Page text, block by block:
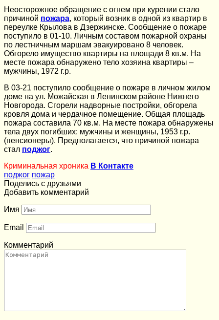
Неосторожное обращение с огнем при курении стало
причиной пожара, который возник в одной из квартир в
переулке Крылова в Дзержинске. Сообщение о пожаре
поступило в 01-10. Личным составом пожарной охраны
по лестничным маршам эвакуировано 8 человек.
Обгорело имущество квартиры на площади 8 кв.м. На
месте пожара обнаружено тело хозяина квартиры –
мужчины, 1972 г.р.
В 03-21 поступило сообщение о пожаре в личном жилом
доме на ул. Можайская в Ленинском районе Нижнего
Новгорода. Сгорели надворные постройки, обгорела
кровля дома и чердачное помещение. Общая площадь
пожара составила 70 кв.м. На месте пожара обнаружены
тела двух погибших: мужчины и женщины, 1953 г.р.
(пенсионеры). Предполагается, что причиной пожара
стал поджог.
Криминальная хроника В Контакте
поджог пожар
Поделись с друзьями
Добавить комментарий
Имя
Email
Комментарий